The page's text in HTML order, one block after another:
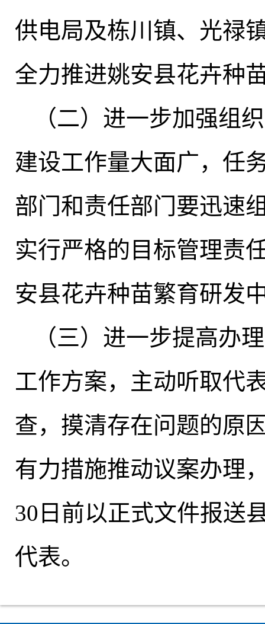
供电局及栋川镇、光禄
全力推进姚安县花卉种
（二）进一步加强组
建设工作量大面广，任
部门和责任部门要迅速
实行严格的目标管理责
安县花卉种苗繁育研发
（三）进一步提高办
工作方案，主动听取代
查，摸清存在问题的原
有力措施推动议案办理
30日前以正式文件报送
代表。